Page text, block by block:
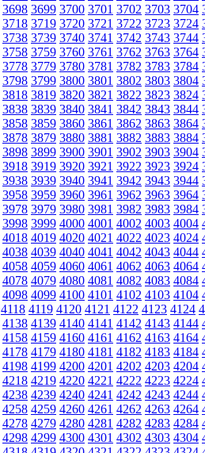
3698 3699 3700 3701 3702 3703 3704
3718 3719 3720 3721 3722 3723 3724
3738 3739 3740 3741 3742 3743 3744
3758 3759 3760 3761 3762 3763 3764
3778 3779 3780 3781 3782 3783 3784
3798 3799 3800 3801 3802 3803 3804
3818 3819 3820 3821 3822 3823 3824
3838 3839 3840 3841 3842 3843 3844
3858 3859 3860 3861 3862 3863 3864
3878 3879 3880 3881 3882 3883 3884
3898 3899 3900 3901 3902 3903 3904
3918 3919 3920 3921 3922 3923 3924
3938 3939 3940 3941 3942 3943 3944
3958 3959 3960 3961 3962 3963 3964
3978 3979 3980 3981 3982 3983 3984
3998 3999 4000 4001 4002 4003 4004
4018 4019 4020 4021 4022 4023 4024
4038 4039 4040 4041 4042 4043 4044
4058 4059 4060 4061 4062 4063 4064
4078 4079 4080 4081 4082 4083 4084
4098 4099 4100 4101 4102 4103 4104
4118 4119 4120 4121 4122 4123 4124
4138 4139 4140 4141 4142 4143 4144
4158 4159 4160 4161 4162 4163 4164
4178 4179 4180 4181 4182 4183 4184
4198 4199 4200 4201 4202 4203 4204
4218 4219 4220 4221 4222 4223 4224
4238 4239 4240 4241 4242 4243 4244
4258 4259 4260 4261 4262 4263 4264
4278 4279 4280 4281 4282 4283 4284
4298 4299 4300 4301 4302 4303 4304